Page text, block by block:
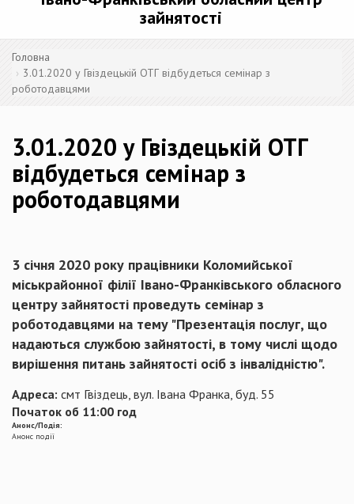
зайнятості
Головна
3.01.2020 у Гвіздецькій ОТГ відбудеться семінар з
роботодавцями
3.01.2020 у Гвіздецькій ОТГ
відбудеться семінар з
роботодавцями
3 січня 2020 року працівники Коломийської
міськрайонної філії Івано-Франківського обласного
центру зайнятості проведуть семінар з
роботодавцями на тему "Презентація послуг, що
надаються службою зайнятості, в тому числі щодо
вирішення питань зайнятості осіб з інвалідністю".
Адреса: смт Гвіздець, вул. Івана Франка, буд. 55
Початок об 11:00 год
Анонс/Подія:
Анонс події